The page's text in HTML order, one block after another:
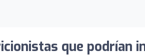
que podrían